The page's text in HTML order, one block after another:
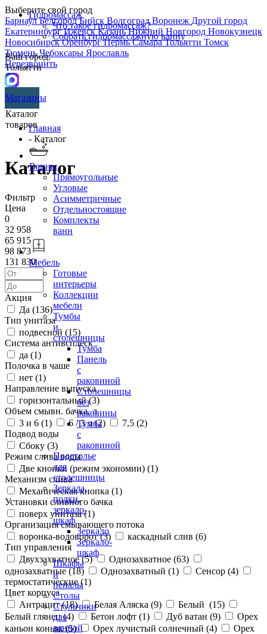
Выберите свой город
БарнаулБелгородБийск ВолгоградВоронеж Другой город
ЕкатеринбургИжевскКазаньНижний Новгород Новокузнецк
НовосибирскОренбургПермьСамараТольятти Томск
ТюменьЧебоксары Ярославль
Перезвонить
Гидромассаж
Что такое гидромассаж?
Собрать гидромассажную ванну
Ваш город:
Тольятти
Магазины
Каталог
товаров
Ванны
Прямоугольные
Угловые
Асимметричные
Отдельностоящие
Комплекты
ванн
Мебель
Готовые
интерьеры
Коллекции
мебели
Тумбы
и
столешницы
Тумба
Панель
с
раковиной
Столешницы
без
раковины
Тумба
с
раковиной
Подстолье
для
столешницы
Зеркала,
полки,
зеркало-
шкаф
Зеркало
Зеркало-
шкаф
Шкафы
и
пеналы
Столы
Стульчики
для
ванной
Главная
- Каталог
Каталог
Фильтр
Цена
0
32 958
65 915
98 873
131 830
Акция
Да (136)
Тип унитаза
подвесной (15)
Система антивсплеск
да (1)
Полочка в чаше
нет (1)
Направление выпуска
горизонтальный (3)
Объем смывн. бачка, л
3 и 6 (1) 6 / 3 л (2) 7,5 (2)
Подвод воды
Сбоку (3)
Режим слива воды
Две кнопки (режим экономии) (1)
Механизм слива
Механическая кнопка (1)
Установки сливного бачка
поверх унитаза (1)
Организация смывающего потока
воронка-водоворот (3) каскадный слив (6)
Тип управления
Двухзахватное (5) Однозахватное (63)
однозахватные (18) Однозахватный (1) Сенсор (4)
термостатические (1)
Цвет корпуса
Антрацит (18) Белая Аляска (9) Белый (15)
Белый глянец (4) Бетон лофт (1) Дуб ватан (9)
Орех
каньон коньяк (5) Орех лучистый солнечный (4)
Орех